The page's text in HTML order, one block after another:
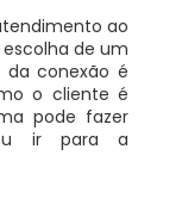
ao
de um
da conexão é
o cliente é
pode fazer
ir para a